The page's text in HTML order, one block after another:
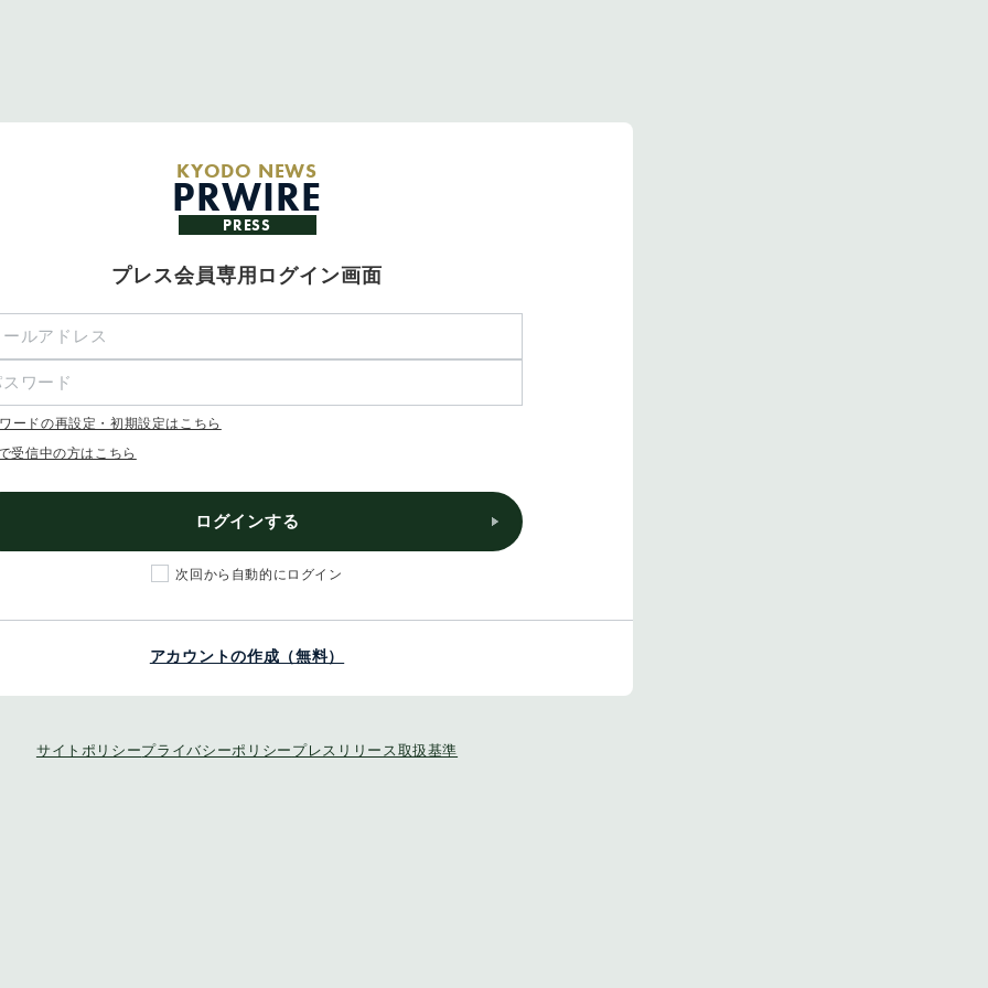
KYODO NEWS
PRWIRE
PRESS
プレス会員専用ログイン画面
ードの再設定・初期設定はこちら
受信中の方はこちら
ログインする
次回から自動的にログイン
アカウントの作成（無料）
サイトポリシープライバシーポリシー プレスリリース取扱基準